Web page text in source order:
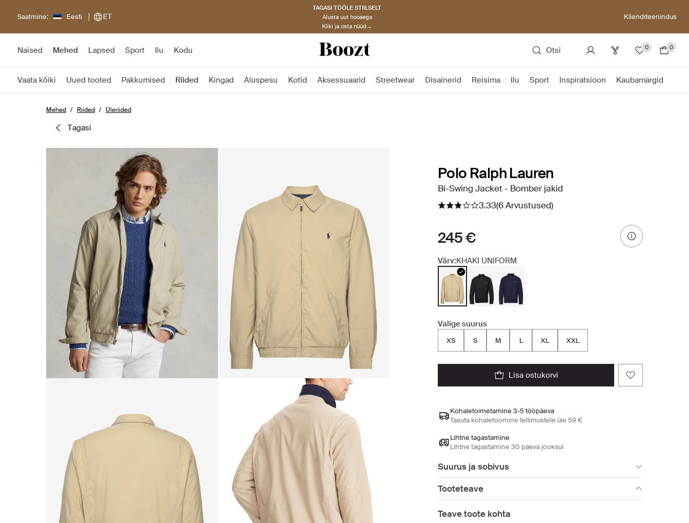
Saatmine: Eesti ET
TAGASI TÖÖLE STIILSELT
Alusta uut hooaega
Kliki ja osta nüüd→
Klienditeenindus
Naised Mehed Lapsed Sport Ilu Kodu Otsi 0 0
Vaata kõiki Uued tooted Pakkumised Riided Kingad Aluspesu Kotid Aksessuaarid Streetwear Disainerid Reisima Ilu Sport Inspiratsioon Kaubamärgid
Mehed Riided Üleriided
tagasi
Polo Ralph Lauren
Bi-Swing Jacket - Bomber jakid
3.33(6 Arvustused)
245 €
Värv:KHAKI UNIFORM
Valige suurus
XS S M L XL XXL
lisa ostukorvi
Kohaletoimetamine 3-5 tööpäeva
Tasuta kohaletoomine tellimustele üle 59 €
Lihtne tagastamine
Lihtne tagastamine 30 päeva jooksul
Suurus ja sobivus
Tooteteave
Teave toote kohta